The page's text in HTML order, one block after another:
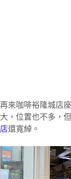
再來咖啡裕隆城店
大，位置也不多，
店還寬綽。